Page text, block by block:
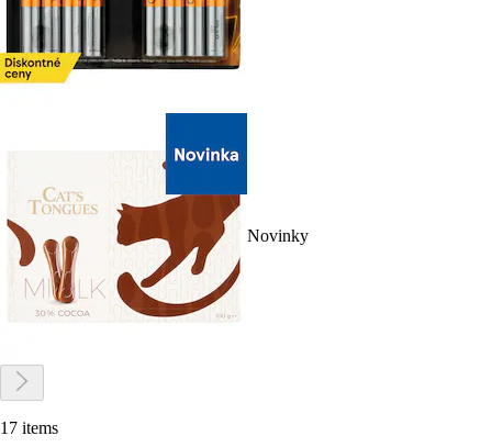
Novinky
17 items